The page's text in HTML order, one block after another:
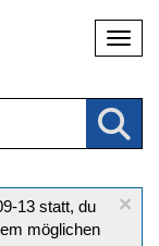
×
13 statt, du
möglichen